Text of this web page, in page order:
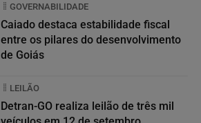
GOVERNABILIDADE
Caiado destaca estabilidade fiscal
entre os pilares do desenvolvimento
de Goiás
LEILÃO
Detran-GO realiza leilão de três mil